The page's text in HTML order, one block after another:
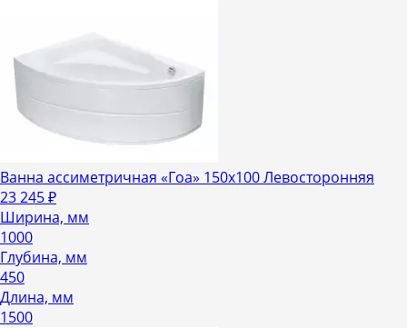
Ванна ассиметричная «Гоа» 150х100 Левосторонняя
23 245₽
Ширина, мм
1000
Глубина, мм
450
Длина, мм
1500